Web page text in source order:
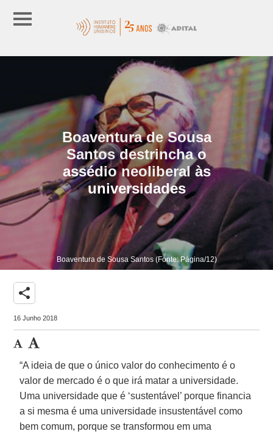
Boaventura de Sousa
Santos destrincha o
assédio neoliberal às
universidades
Boaventura de Sousa Santos (Fonte: Página/12)
share
16 Junho 2018
“A ideia de que o único valor do conhecimento é o
valor de mercado é o que irá matar a universidade.
Uma universidade que é ‘sustentável’ porque financia
a si mesma é uma universidade insustentável como
bem comum, porque se transformou em uma